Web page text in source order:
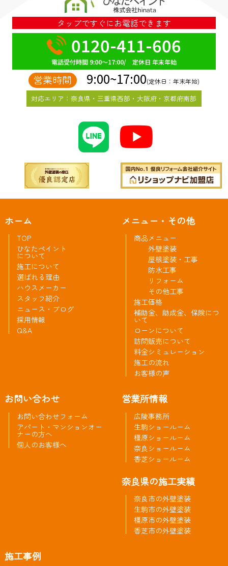
タップですぐにお電話できます
0120-411-606
電話受付時間 9:00～17:00/ 定休日 年末年始
営業時間 9:00~17:00(定休日：年末年始)
対応エリア：奈良県・三重県西部・大阪府・京都府南部
ホーム
TOP
ひなたペイント
について
施工について
選ばれる理由
ハウスメーカー
スタッフ紹介
ニュース・ブログ
採用情報
Q&A
メニュー・その他
商品メニュー
外壁塗装
屋根塗装・工事
防水工事
リフォーム
その他工事
施工価格
補助金、助成金、保険につ
いて
ローンについて
訪問販売について
料金シミュレーション
施工の流れ
お客様の声
お問い合わせ
お問い合わせフォーム
アパート・マンションオー
ナーの方へ
個人のお客様へ
営業所情報
広陵事務所
生駒ショールーム
橿原ショールーム
奈良ショールーム
香芝ショールーム
奈良県の施工実績
奈良市の外壁塗装
生駒市の外壁塗装
橿原市の外壁塗装
香芝市の外壁塗装
施工事例